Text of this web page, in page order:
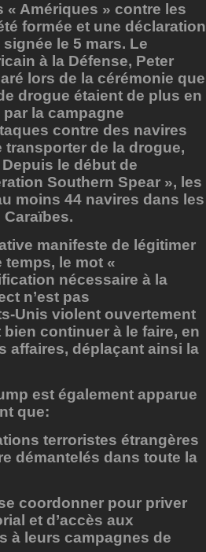
« Amériques » contre les
formée et une déclaration
le 5 mars. Le
à la Défense, Peter
lors de la cérémonie que
drogue étaient de plus en
la campagne
contre des navires
de la drogue,
le début de
Southern Spear », les
moins 44 navires dans les
Caraïbes.
manifeste de légitimer
temps, le mot «
nécessaire à la
n’est pas
Unis violent ouvertement
continuer à le faire, en
affaires, déplaçant ainsi la
est également apparue
que:
terroristes étrangères
démantelés dans toute la
coordonner pour priver
et d’accès aux
à leurs campagnes de